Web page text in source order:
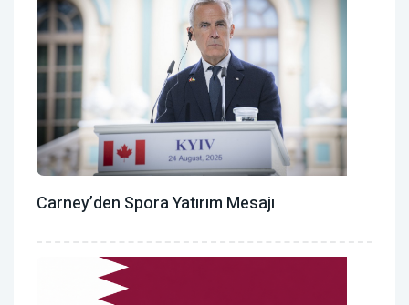
Carney’den Spora Yatırım Mesajı